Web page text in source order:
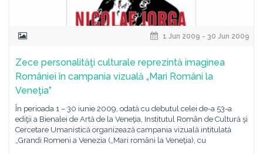
1 Jun 2009 - 30 Jun 2009
Zece personalităţi culturale reprezintă imaginea
României în campania vizuală „Mari Români la
Veneţia”
În perioada 1 – 30 iunie 2009, odată cu debutul celei de-a 53-a
ediţii a Bienalei de Artă de la Veneţia, Institutul Român de Cultură şi
Cercetare Umanistică organizează campania vizuală intitulată
„Grandi Romeni a Venezia („Mari români la Veneţia), cu